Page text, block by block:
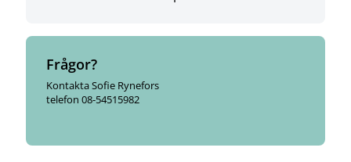
Frågor?
Kontakta Sofie Rynefors
telefon 08-54515982